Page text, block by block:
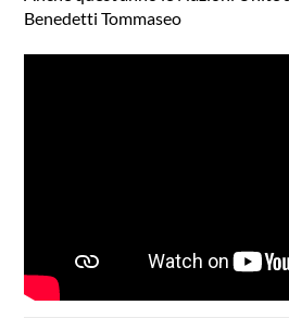
Benedetti Tommaseo